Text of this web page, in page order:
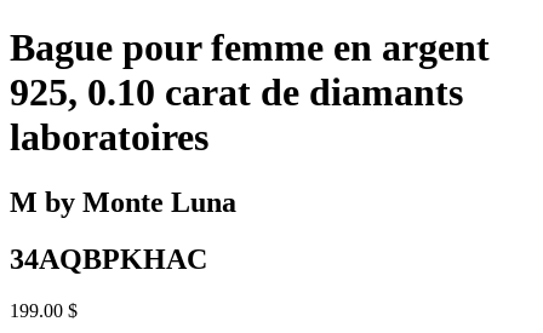
Bague pour femme en argent
925, 0.10 carat de diamants
laboratoires
M by Monte Luna
34AQBPKHAC
199.00 $